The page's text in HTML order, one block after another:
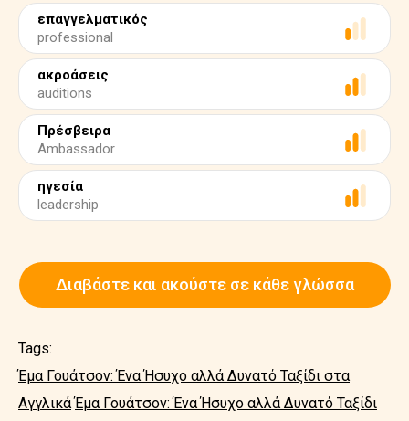
επαγγελματικός
professional
ακροάσεις
auditions
Πρέσβειρα
Ambassador
ηγεσία
leadership
Διαβάστε και ακούστε σε κάθε γλώσσα
Tags:
Έμα Γουάτσον: Ένα Ήσυχο αλλά Δυνατό Ταξίδι στα
Αγγλικά Έμα Γουάτσον: Ένα Ήσυχο αλλά Δυνατό Ταξίδι